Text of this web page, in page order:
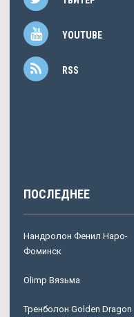
YOUTUBE
RSS
ПОСЛЕДНЕЕ
Нандролон Фенил Наро-
Фоминск
Olimp Вязьма
Тренболон Golden Dragon